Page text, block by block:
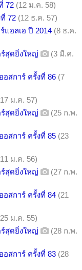
72 (12 ม.ค. 58)
72 (12 ธ.ค. 57)
อลเอ ปี 2014 (8 ธ.ค.
ร์สุดยิ่งใหญ่
(3 มี.ค.
อสการ์ ครั้งที่ 86 (7
ม.ค. 57)
ร์สุดยิ่งใหญ่
(25 ก.พ.
อสการ์ ครั้งที่ 85 (23
ม.ค. 56)
ร์สุดยิ่งใหญ่
(27 ก.พ.
อสการ์ ครั้งที่ 84 (21
ม.ค. 55)
ร์สุดยิ่งใหญ่
(28 ก.พ.
อสการ์ ครั้งที่ 83 (28